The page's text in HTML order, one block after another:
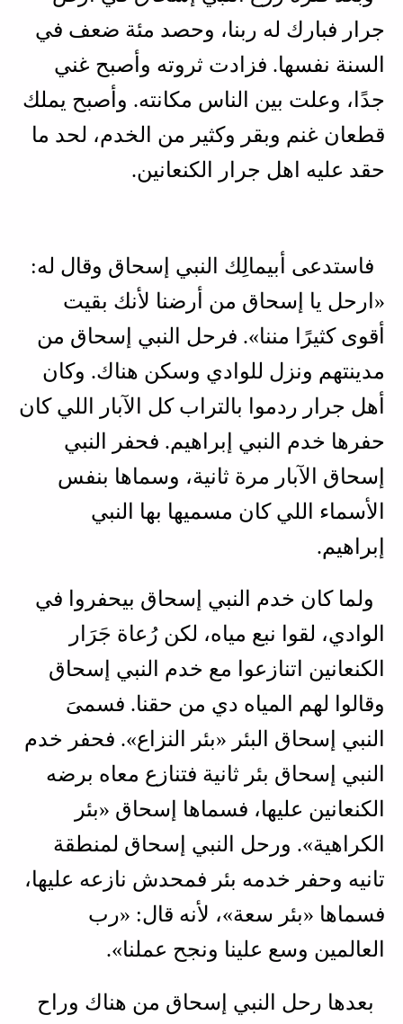
جرار فبارك له ربنا، وحصد مئة ضعف في
السنة نفسها. فزادت ثروته وأصبح غني
جدًا، وعلت بين الناس مكانته. وأصبح يملك
قطعان غنم وبقر وكثير من الخدم، لحد ما
حقد عليه اهل جرار الكنعانين.
فاستدعى أبيمالِك النبي إسحاق وقال له:
«ارحل يا إسحاق من أرضنا لأنك بقيت
أقوى كثيرًا مننا». فرحل النبي إسحاق من
مدينتهم ونزل للوادي وسكن هناك. وكان
أهل جرار ردموا بالتراب كل الآبار اللي كان
حفرها خدم النبي إبراهيم. فحفر النبي
إسحاق الآبار مرة ثانية، وسماها بنفس
الأسماء اللي كان مسميها بها النبي
إبراهيم.
ولما كان خدم النبي إسحاق بيحفروا في
الوادي، لقوا نبع مياه، لكن رُعاة جَرَار
الكنعانين اتنازعوا مع خدم النبي إسحاق
وقالوا لهم المياه دي من حقنا. فسمىَ
النبي إسحاق البئر «بئر النزاع». فحفر خدم
النبي إسحاق بئر ثانية فتنازع معاه برضه
الكنعانين عليها، فسماها إسحاق «بئر
الكراهية». ورحل النبي إسحاق لمنطقة
تانيه وحفر خدمه بئر فمحدش نازعه عليها،
فسماها «بئر سعة»، لأنه قال: «رب
العالمين وسع علينا ونجح عملنا».
بعدها رحل النبي إسحاق من هناك وراح